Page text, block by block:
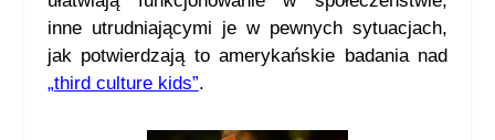
inne utrudniającymi je w pewnych sytuacjach,
jak potwierdzają to amerykańskie badania nad
„third culture kids”.